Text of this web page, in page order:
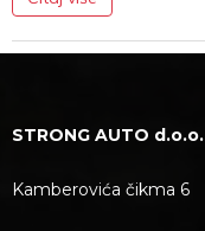
STRONG AUTO d.o.o.
Kamberovića čikma 6